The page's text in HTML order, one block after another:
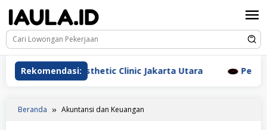
konten
Rekomendasi:
Aesthetic Clinic Jakarta Utara Perawat
Beranda Akuntansi dan Keuangan